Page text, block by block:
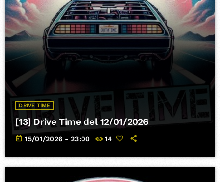
DRIVE TIME
[13] Drive Time del 12/01/2026
today 15/01/2026 - 23:00 14